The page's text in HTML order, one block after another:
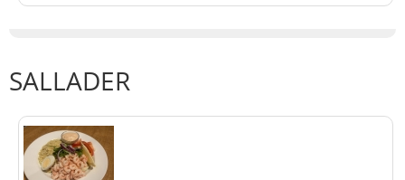
SALLADER